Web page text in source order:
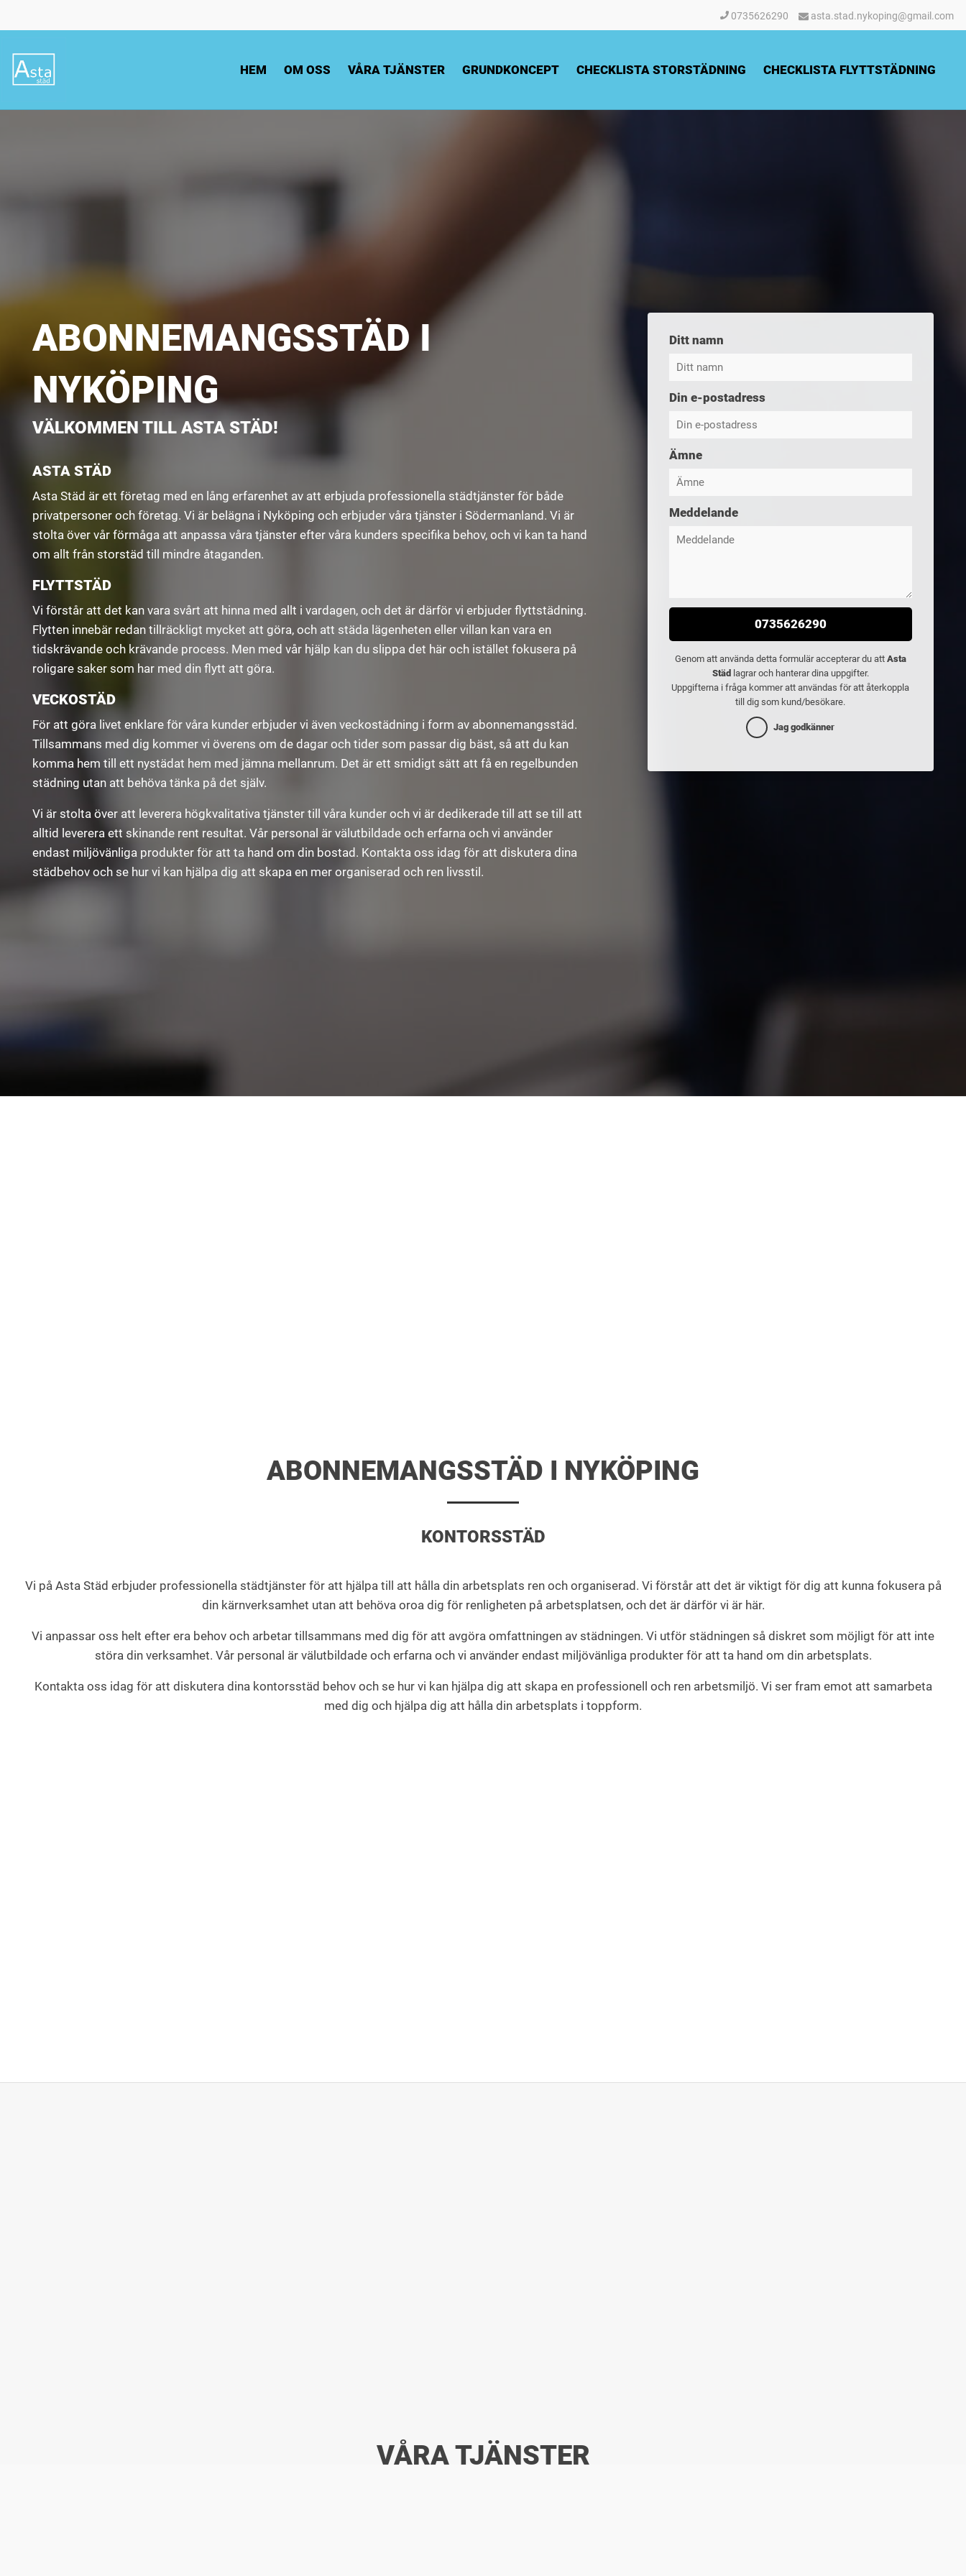
0735626290 asta.stad.nykoping@gmail.com
HEM OM OSS VÅRA TJÄNSTER GRUNDKONCEPT CHECKLISTA STORSTÄDNING CHECKLISTA FLYTTSTÄDNING
ABONNEMANGSSTÄD I
NYKÖPING
VÄLKOMMEN TILL ASTA STÄD!
ASTA STÄD
Asta Städ är ett företag med en lång erfarenhet av att erbjuda professionella städtjänster för både
privatpersoner och företag. Vi är belägna i Nyköping och erbjuder våra tjänster i Södermanland. Vi är
stolta över vår förmåga att anpassa våra tjänster efter våra kunders specifika behov, och vi kan ta hand
om allt från storstäd till mindre åtaganden.
FLYTTSTÄD
Vi förstår att det kan vara svårt att hinna med allt i vardagen, och det är därför vi erbjuder flyttstädning.
Flytten innebär redan tillräckligt mycket att göra, och att städa lägenheten eller villan kan vara en
tidskrävande och krävande process. Men med vår hjälp kan du slippa det här och istället fokusera på
roligare saker som har med din flytt att göra.
VECKOSTÄD
För att göra livet enklare för våra kunder erbjuder vi även veckostädning i form av abonnemangsstäd.
Tillsammans med dig kommer vi överens om de dagar och tider som passar dig bäst, så att du kan
komma hem till ett nystädat hem med jämna mellanrum. Det är ett smidigt sätt att få en regelbunden
städning utan att behöva tänka på det själv.
Vi är stolta över att leverera högkvalitativa tjänster till våra kunder och vi är dedikerade till att se till att
alltid leverera ett skinande rent resultat. Vår personal är välutbildade och erfarna och vi använder
endast miljövänliga produkter för att ta hand om din bostad. Kontakta oss idag för att diskutera dina
städbehov och se hur vi kan hjälpa dig att skapa en mer organiserad och ren livsstil.
Ditt namn
Din e-postadress
Ämne
Meddelande
0735626290
Genom att använda detta formulär accepterar du att Asta
Städ lagrar och hanterar dina uppgifter.
Uppgifterna i fråga kommer att användas för att återkoppla
till dig som kund/besökare.
Jag godkänner
ABONNEMANGSSTÄD I NYKÖPING
KONTORSSTÄD
Vi på Asta Städ erbjuder professionella städtjänster för att hjälpa till att hålla din arbetsplats ren och organiserad. Vi förstår att det är viktigt för dig att kunna fokusera på
din kärnverksamhet utan att behöva oroa dig för renligheten på arbetsplatsen, och det är därför vi är här.
Vi anpassar oss helt efter era behov och arbetar tillsammans med dig för att avgöra omfattningen av städningen. Vi utför städningen så diskret som möjligt för att inte
störa din verksamhet. Vår personal är välutbildade och erfarna och vi använder endast miljövänliga produkter för att ta hand om din arbetsplats.
Kontakta oss idag för att diskutera dina kontorsstäd behov och se hur vi kan hjälpa dig att skapa en professionell och ren arbetsmiljö. Vi ser fram emot att samarbeta
med dig och hjälpa dig att hålla din arbetsplats i toppform.
VÅRA TJÄNSTER